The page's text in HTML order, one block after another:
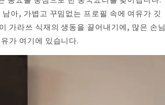
아, 가볍고 꾸밈없는 프로필 속에 여유가 깃
가라쓰 식재의 생동을 끌어내기에, 많은 손님
가 여기에 있습니다.